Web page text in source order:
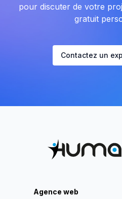
pour discuter de votre
gratuit
Contactez un
Agence web